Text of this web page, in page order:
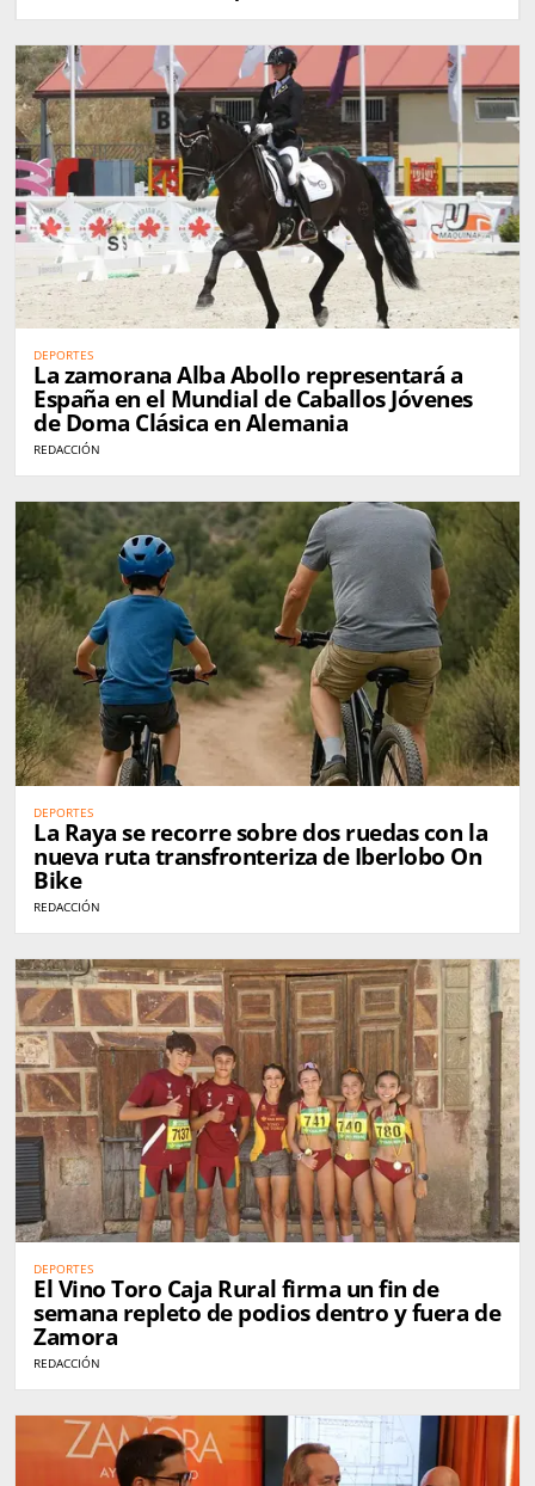
DEPORTES
La zamorana Alba Abollo representará a
España en el Mundial de Caballos Jóvenes
de Doma Clásica en Alemania
REDACCIÓN
DEPORTES
La Raya se recorre sobre dos ruedas con la
nueva ruta transfronteriza de Iberlobo On
Bike
REDACCIÓN
DEPORTES
El Vino Toro Caja Rural firma un fin de
semana repleto de podios dentro y fuera de
Zamora
REDACCIÓN